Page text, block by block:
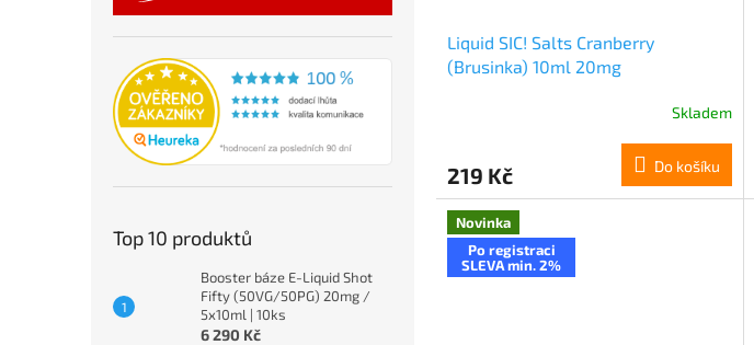
Top 10 produktů
Booster báze E-Liquid Shot
Fifty (50VG/50PG) 20mg /
5x10ml | 10ks
6 290 Kč
Liquid SIC! Salts Cranberry
(Brusinka) 10ml 20mg
Skladem
219 Kč Do košíku
Novinka
Po registraci
SLEVA min. 2%